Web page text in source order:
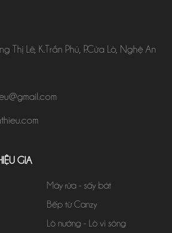
Thị Lê, K.Trần Phú, P.Cửa Lò, Nghệ An
GIA
Máy rửa - sấy bát
Bếp từ Canzy
Lò nướng - Lò vi sóng